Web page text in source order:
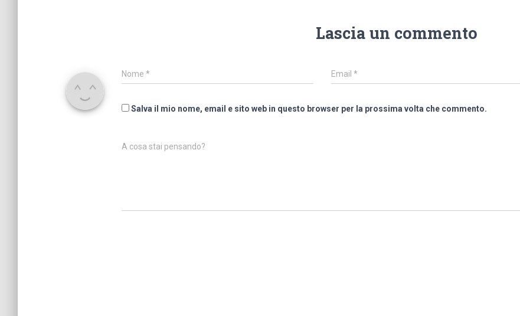
Lascia un commento
Nome * Email*
Salva il mio nome, email e sito web in questo browser per la prossima volta che commento.
A cosa stai pensando?